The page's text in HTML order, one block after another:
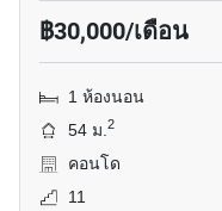
฿30,000/เดือน
1 ห้องนอน
54 ม.2
คอนโด
11